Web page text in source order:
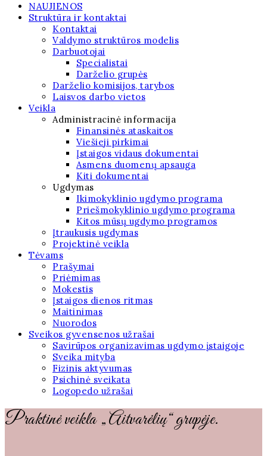
NAUJIENOS
Struktūra ir kontaktai
Kontaktai
Valdymo struktūros modelis
Darbuotojai
Specialistai
Darželio grupės
Darželio komisijos, tarybos
Laisvos darbo vietos
Veikla
Administracinė informacija
Finansinės ataskaitos
Viešieji pirkimai
Įstaigos vidaus dokumentai
Asmens duomenų apsauga
Kiti dokumentai
Ugdymas
Ikimokyklinio ugdymo programa
Priešmokyklinio ugdymo programa
Kitos mūsų ugdymo programos
Įtraukusis ugdymas
Projektinė veikla
Tėvams
Prašymai
Priėmimas
Mokestis
Įstaigos dienos ritmas
Maitinimas
Nuorodos
Sveikos gyvensenos užrašai
Savirūpos organizavimas ugdymo įstaigoje
Sveika mityba
Fizinis aktyvumas
Psichinė sveikata
Logopedo užrašai
Praktinė veikla „Aitvarėlių“ grupėje.